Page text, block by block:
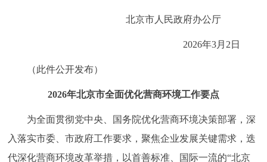
我要建议
北京概况 十六区概览 人文北京
北京市人民政府办公厅
2026年3月2日
（此件公开发布）
2026年北京市全面优化营商环境工作要点
为全面贯彻党中央、国务院优化营商环境决策部署，深
入落实市委、市政府工作要求，聚焦企业发展关键需求，迭
代深化营商环境改革举措，以首善标准、国际一流的“北京